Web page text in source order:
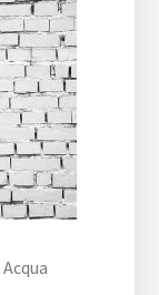
Acqua